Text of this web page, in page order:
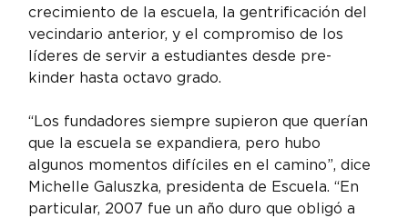
crecimiento de la escuela, la gentrificación del
vecindario anterior, y el compromiso de los
líderes de servir a estudiantes desde pre-
kinder hasta octavo grado.
“Los fundadores siempre supieron que querían
que la escuela se expandiera, pero hubo
algunos momentos difíciles en el camino”, dice
Michelle Galuszka, presidenta de Escuela. “En
particular, 2007 fue un año duro que obligó a